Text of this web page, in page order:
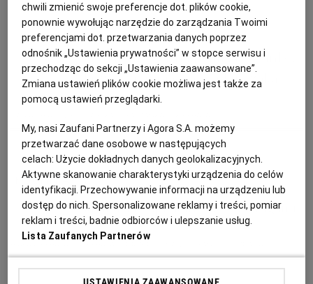
ŁÓDŹ
OLSZTYN
OPOLE
PŁOCK
POZNAŃ
RADOM
RYBNIK
KULTURALNYSKLEP.PL
DZIECKO
ZDROWIE
POGODA
PODRÓŻE
WIDEO
FORUM
Magazyn Kuchnia
Grillujemy ser halloumi, kaszankę,
kiszkę ziemniaczaną i kurczaka
Anna Stefańska
Przepisy wielkanocne: białe
kiełbaski zapiekane ze szparagami
KIEŁBASA
chwili zmienić swoje preferencje dot. plików cookie,
ponownie wywołując narzędzie do zarządzania Twoimi
preferencjami dot. przetwarzania danych poprzez
odnośnik „Ustawienia prywatności” w stopce serwisu i
przechodząc do sekcji „Ustawienia zaawansowane”.
Zmiana ustawień plików cookie możliwa jest także za
pomocą ustawień przeglądarki.
My, nasi Zaufani Partnerzy i Agora S.A. możemy
przetwarzać dane osobowe w następujących
celach:Użycie dokładnych danych geolokalizacyjnych.
Aktywne skanowanie charakterystyki urządzenia do celów
identyfikacji. Przechowywanie informacji na urządzeniu lub
dostęp do nich. Spersonalizowane reklamy i treści, pomiar
reklam i treści, badnie odbiorców i ulepszanie usług.
Lista Zaufanych Partnerów
USTAWIENIA ZAAWANSOWANE